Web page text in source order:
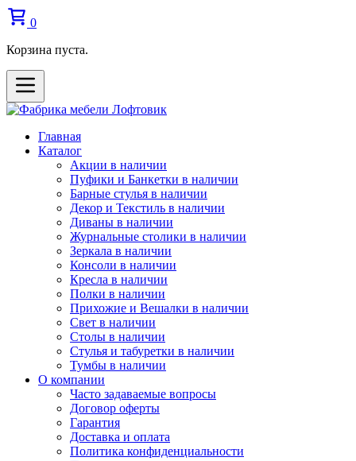
0
Корзина пуста.
Главная
Каталог
Акции в наличии
Пуфики и Банкетки в наличии
Барные стулья в наличии
Декор и Текстиль в наличии
Диваны в наличии
Журнальные столики в наличии
Зеркала в наличии
Консоли в наличии
Кресла в наличии
Полки в наличии
Прихожие и Вешалки в наличии
Свет в наличии
Столы в наличии
Стулья и табуретки в наличии
Тумбы в наличии
О компании
Часто задаваемые вопросы
Договор оферты
Гарантия
Доставка и оплата
Политика конфиденциальности